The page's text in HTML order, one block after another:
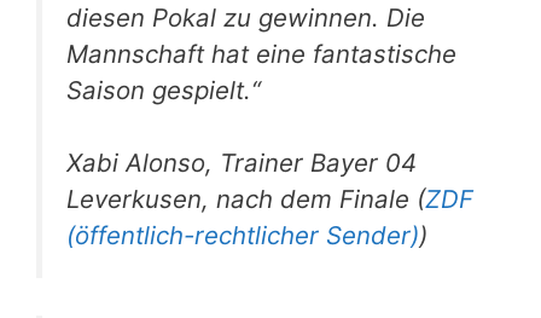
diesen Pokal zu gewinnen. Die
Mannschaft hat eine fantastische
Saison gespielt.“
Xabi Alonso, Trainer Bayer 04
Leverkusen, nach dem Finale (ZDF
(öffentlich-rechtlicher Sender))